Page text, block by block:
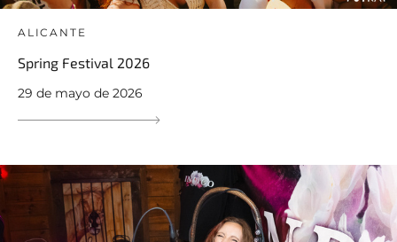
ALICANTE
Spring Festival 2026
29 de mayo de 2026